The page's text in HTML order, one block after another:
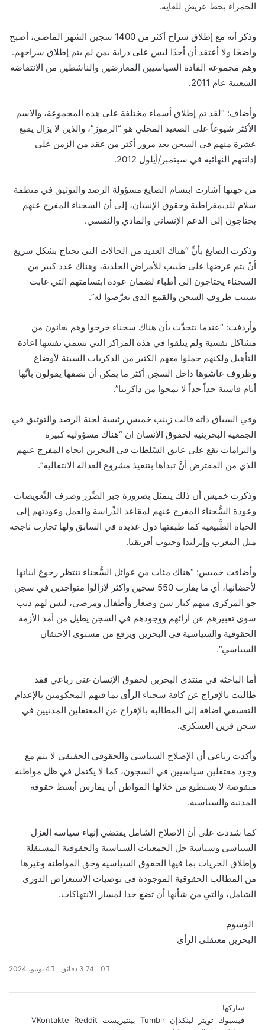
الحمراء بخط عريض للغاية.
وذكر أنه مع إطلاق سراح أكثر من 1400 سجين الشهر الماضي، أصبح
واضحًا ولا أعتقد أن أحدًا ليس على دراية بمن لم يتم إطلاق سراحهم.
وهم مجموعة القادة السياسيين المعارضين والناشطين من الانتفاضة
الشعبية عام 2011.
وأضاف: “لقد تم إطلاق أسماء مختلفة على هذه المجموعة، والاسم
الأكثر شيوعاً على الصعيد المحلي هو “الرموز”، والذين لا يزال يقبع
عشرة منهم في السجن بعد مرور أكثر من عقد من الزمن على
إدانتهم النهائية في سبتمبر/أيلول 2012.
من جهتها أشارت ابتسام الصايغ مسؤولة الرصد والتوثيق في منظمة
سلام للديمقراطية وحقوق الإنسان، إلى أن السجناء المفرج عنهم
يحتاجون إلى الدعم الإنساني والمادي والنفسي.
وذكرت الصايغ بأنَّ “هناك العديد من الحالات التي تحتاج بشكل سريع
أنْ يتم عرضها على طبيب للأمراض الجلدية، وهناك عدد كبير من
السجناء يحتاجون إلى أطباء لضمان عودة ابتسامتهم التي غابت
بسبب ظروف السجن والقمع الذي تعرَّضوا له”.
وأردفت: “عندما نتحدَّث بأن هناك سجناء خرجوا وهم يعانون من
مشاكل نفسية ولم يتلقوا في هذه المراكز التي تسمي نفسها اعادة
التأهيل ولكنهم حملوا معهم الكثير من الذكريات السيئة لأوضاع
وظروف عاشوها داخل السجن أكثر ما يمكن أن نصفها يقولون بأنَّها
أيام قاسية جداً جداً لا تمحوا من ذاكرتنا”.
وفي السياق ذاته قالت زينب خميس رئيسة لجنة الرصد والتوثيق في
الجمعية البحرينية لحقوق الإنسان إن “هناك مسؤولية كبيرة
والتزامات تقع على عاتق السّلطات في البحرين اتجاه المفرج عنهم
الذي من المفترض أنْ تبدأها بتنفيذ مشروع العدالة الانتقالية”.
وذكرت خميس أن ذلك يتمثل بضرورة جبر الضَّرر وصرف التَّعويضات
وعودة السُّجناء المفرج عنهم لمقاعد الدِّراسة والعمل وعودتهم إلى
الحياة الطَّبيعية كما طبقتها دول عديدة في السابق ولها تجارب ناجحة
مثل المغرب وإيرلندا وجنوب أفريقيا.
وأضافت خميس: “هناك مئات من عوائل السُّجناء تنتظر رجوع ابنائها
لأحضانها، أي ما يقارب 550 سجين وأكثر لازالوا متواجدين في سجن
جو المركزي منهم كبار سن وصغار وأطفال ومرضى، ليس لهم ذنب
سوى تعبيرهم عن آرائهم ووجودهم في السجن يطيل من أمد الأزمة
الحقوقية والسياسية في البحرين ويرفع من مستوى الاحتقان
السياسي”.
أما الباحثة في منتدى البحرين لحقوق الإنسان غنى رباعي فقد
طالبت بالإفراج عن كافة سجناء الرأي بما فيهم المحكومين بالإعدام
التعسفي اضافة إلى المطالبة بالإفراج عن المعتقلين المدنيين في
سجن قرين العسكري.
وأكدت رباعي أن الإصلاح السياسي والحقوقي الحقيقي لا يتم مع
وجود معتقلين سياسيين في السجون، كما لا يكتمل في ظل مواطنة
منقوصة لا يستطيع من خلالها المواطن أن يمارس أبسط حقوقه
المدنية والسياسية.
كما شددت على أن الإصلاح الشامل يقتضي إنهاء سياسة العزل
السياسي وسياسة حل الجمعيات السياسية والحقوقية المستقلة
وإطلاق الحريات بما فيها الحقوق السياسية وحق المواطنة وغيرها
من المطالب الحقوقية الموجودة في توصيات الاستعراض الدوري
الشامل، والتي من شأنها أن تضع حدا لمسار الانتهاكات.
الوسوم
البحرين معتقلي الرأي
4 يونيو، 2024 0
u
m
ن
ت
e
d
ت
س
شاركها
فيسبوك تويتر لينكدإن بينتيريست